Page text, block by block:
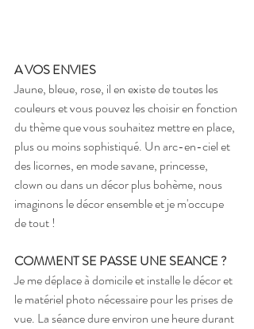
A VOS ENVIES
Jaune, bleue, rose, il en existe de toutes les
couleurs et vous pouvez les choisir en fonction
du thème que vous souhaitez mettre en place,
plus ou moins sophistiqué. Un arc-en-ciel et
des licornes, en mode savane, princesse,
clown ou dans un décor plus bohème, nous
imaginons le décor ensemble et je m'occupe
de tout !
COMMENT SE PASSE UNE SEANCE ?
Je me déplace à domicile et installe le décor et
le matériel photo nécessaire pour les prises de
vue. La séance dure environ une heure durant